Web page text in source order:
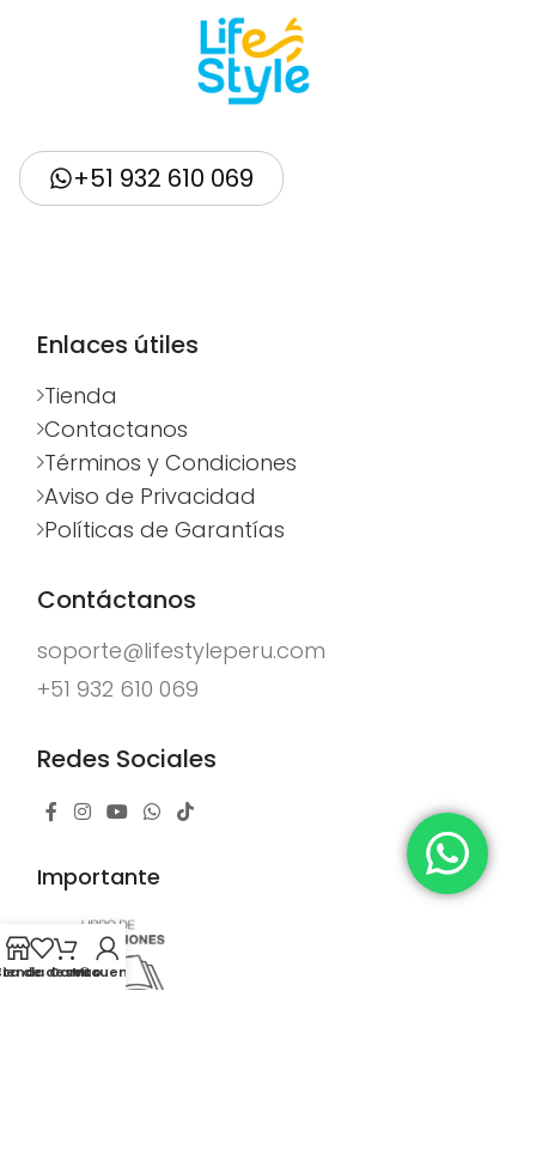
+51 932 610 069
Enlaces útiles
Tienda
Contactanos
Términos y Condiciones
Aviso de Privacidad
Políticas de Garantías
Contáctanos
soporte@lifestyleperu.com
+51 932 610 069
Redes Sociales
Importante
de deseos
Carrito
Mi cuenta